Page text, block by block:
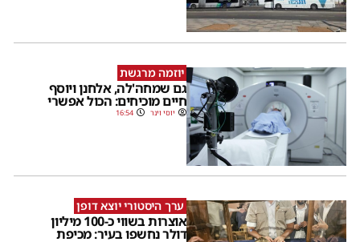
יוזמה מרגשת
גם שמחה'לה, אלחנן ויוסף
חיים מוכיחים: הכול אפשרי
יוסי וינר 16:54
ערך היסטורי יוצא דופן
אוצרות בשווי כ-100 מיליון
דולר נחשפו בעיר: מכיפת